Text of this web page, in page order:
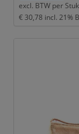
excl. BTW per Stuk
€ 30,78 incl. 21%